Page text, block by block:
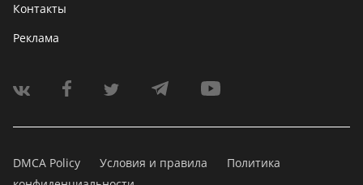
Контакты
Реклама
DMCA Policy Условия и правила
Политика